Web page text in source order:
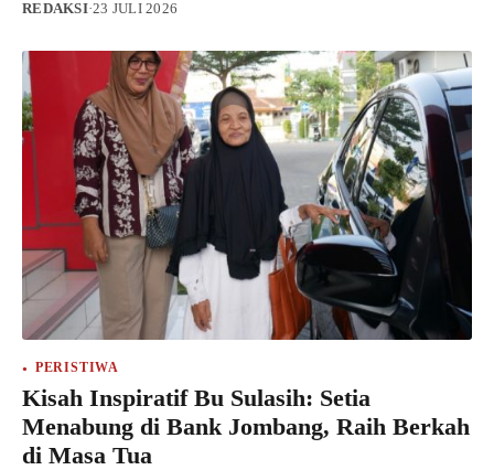
REDAKSI·23 JULI 2026
PERISTIWA
Kisah Inspiratif Bu Sulasih: Setia
Menabung di Bank Jombang, Raih Berkah
di Masa Tua